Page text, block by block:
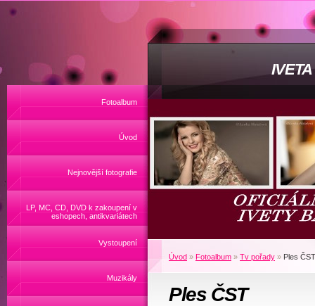
Fotoalbum
Úvod
Nejnovější fotografie
LP, MC, CD, DVD k zakoupení v
eshopech, antikvariátech
Vystoupení
Muzikály
Úvod » Fotoalbum » Tv pořady » Ples ČST
Ples ČST